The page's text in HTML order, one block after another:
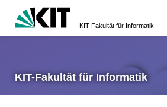
KIT-Fakultät für Informatik
KIT-Fakultät für Informatik